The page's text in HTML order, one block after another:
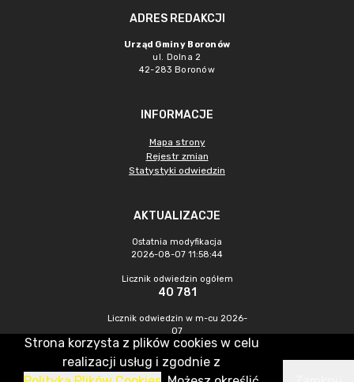
ADRES REDAKCJI
Urząd Gminy Boronów
ul. Dolna 2
42-283 Boronów
INFORMACJE
Mapa strony
Rejestr zmian
Statystyki odwiedzin
AKTUALIZACJE
Ostatnia modyfikacja
2026-08-07 11:58:44
Licznik odwiedzin ogółem
40 781
Licznik odwiedzin w m-cu 2026-
07
418
CMS & Hosting: Nefeni Sp. z o.o.
Strona korzysta z plików cookies w celu
realizacji usług i zgodnie z